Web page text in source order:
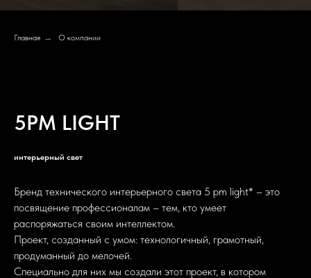
Главная → О компании
5PM LIGHT
интерьерный свет
Бренд технического интерьерного света 5 pm light* – это
посвящение профессионалам – тем, кто умеет
распоряжаться своим интеллектом.
Проект, созданный с умом: технологичный, грамотный,
продуманный до мелочей.
Специально для них мы создали этот проект, в котором